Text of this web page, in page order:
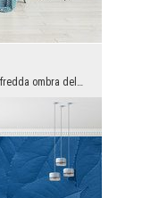
I grandi fili d'erba in primo piano e la fredda ombra del prato creano una decorazione un po' ast...